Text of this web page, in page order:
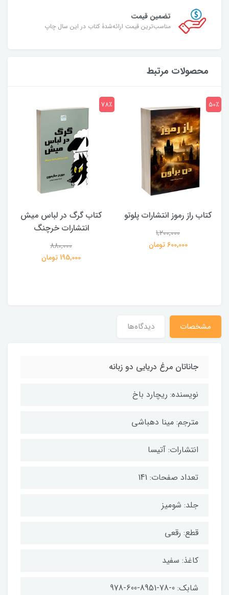
تضمین قیمت
مناسب‌ترین قیمت ارائه‌شدۀ کتاب در این سال چاپ
محصولات مرتبط
کتاب راز رموز انتشارات پلوتو
1,200,000
600,000 تومان
50٪
کتاب گرگ در لباس میش
انتشارات خرچنگ
880,000
195,000 تومان
78٪
مشخصات دیدگاه‌ها
جاناتان مرغ دریایی دو زبانه
نویسنده: ریچارد باخ
مترجم: مینا دهباشی
انتشارات: آتیسا
تعداد صفحات: 141
جلد: شومیز
قطع: رقعی
کاغذ: سفید
شابک: 0-78-8951-600-978